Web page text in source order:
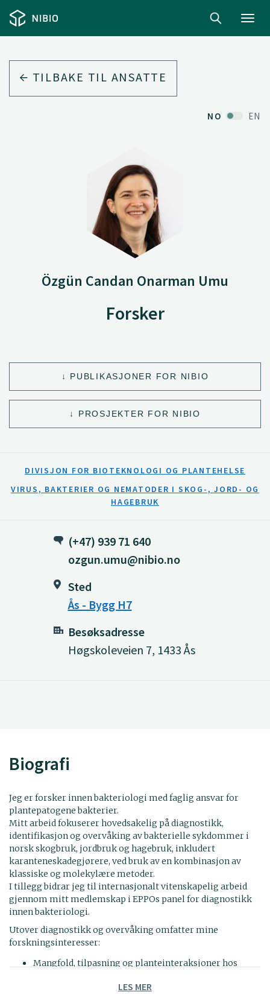
TILBAKE TIL ANSATTE
NO EN
Özgün Candan Onarman Umu
Forsker
PUBLIKASJONER FOR NIBIO
PROSJEKTER FOR NIBIO
DIVISJON FOR BIOTEKNOLOGI OG PLANTEHELSE
VIRUS, BAKTERIER OG NEMATODER I SKOG-, JORD- OG
HAGEBRUK
(+47) 939 71 640
ozgun.umu@nibio.no
Sted
Ås - Bygg H7
Besøksadresse
Høgskoleveien 7, 1433 Ås
Biografi
Jeg er forsker innen bakteriologi med faglig ansvar for
plantepatogene bakterier.
Mitt arbeid fokuserer hovedsakelig på diagnostikk,
identifikasjon og overvåking av bakterielle sykdommer i
norsk skogbruk, jordbruk og hagebruk, inkludert
karanteneskadegjørere, ved bruk av en kombinasjon av
klassiske og molekylære metoder.
I tillegg bidrar jeg til internasjonalt vitenskapelig arbeid
gjennom mitt medlemskap i EPPOs panel for diagnostikk
innen bakteriologi.
Utover diagnostikk og overvåking omfatter mine
forskningsinteresser:
Mangfold, tilpasning og planteinteraksjoner hos
LES MER